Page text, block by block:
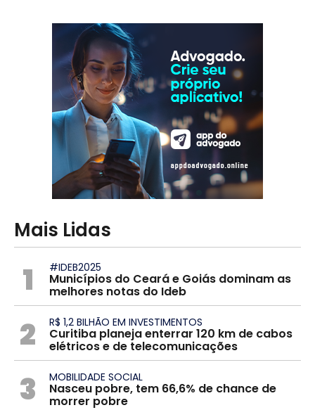
Mais Lidas
1 #IDEB2025
Municípios do Ceará e Goiás dominam as
melhores notas do Ideb
2 R$ 1,2 BILHÃO EM INVESTIMENTOS
Curitiba planeja enterrar 120 km de cabos
elétricos e de telecomunicações
3 MOBILIDADE SOCIAL
Nasceu pobre, tem 66,6% de chance de
morrer pobre